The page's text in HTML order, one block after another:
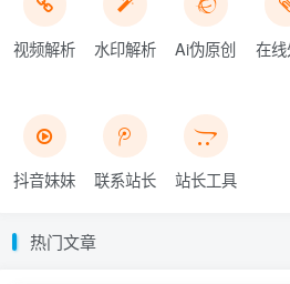
视频解析 水印解析 Ai伪原创 在
抖音妹妹 联系站长 站长工具
热门文章